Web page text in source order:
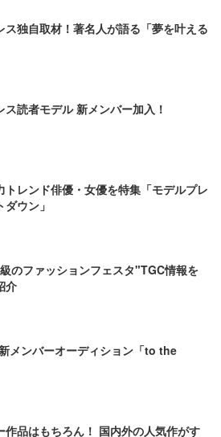
ス独自取材！著名人が語る「夢を叶える
ス読者モデル 新メンバー加入！
トレンド俳優・女優を特集「モデルプレ
ウン」
のファッションフェスタ"TGC情報を
介
メンバーオーディション「to the
作品はもちろん！ 国内外の人気作がす